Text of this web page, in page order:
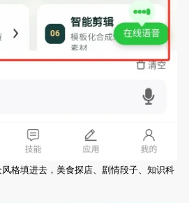
格填进去，美食探店、剧情段子、知识科